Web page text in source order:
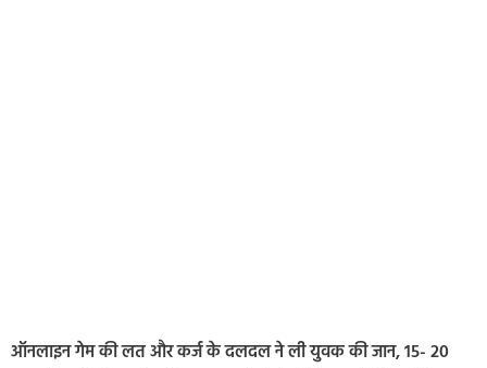
ऑनलाइन गेम की लत और कर्ज के दलदल ने ली युवक की जान, 15- 20